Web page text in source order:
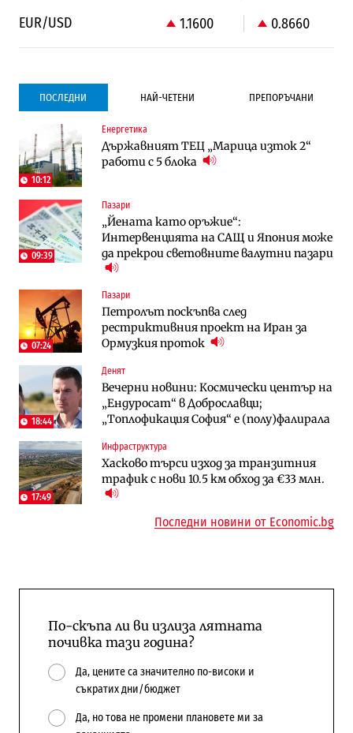
EUR/USD
1.1600 0.8660
ПОСЛЕДНИ НАЙ-ЧЕТЕНИ ПРЕПОРЪЧАНИ
10:12
Енергетика
Държавният ТЕЦ „Марица изток 2“
работи с 5 блока
09:39
Пазари
„Йената като оръжие“:
Интервенцията на САЩ и Япония може
да прекрои световните валутни пазари
07:24
Пазари
Петролът поскъпва след
рестриктивния проект на Иран за
Ормузкия проток
18:44
Денят
Вечерни новини: Космически център на
„Ендуросат“ в Доброславци;
„Топлофикация София“ e (полу)фалирала
17:49
Инфраструктура
Хасково търси изход за транзитния
трафик с нови 10.5 км обход за €33 млн.
Градоустройство
Столична община избра изпълнител за
преместването на трамвайното
Компании
Vivacom предлага над 150 устройства с
90% отстъпка през август
АЕЦ „Козлодуй“ ще работи само още
няколко седмици, ако сушата продължи
Трафикът толкова е намалял, че големи
медии обмислят да се откажат
напълно от Google
Общините вече зависят от
централната власт за 75% от
бюджетите си
Компании
Vivacom предлага над 150 устройства с
90% отстъпка през август
To:know
Последни дни с обозначаване на цените
в лева: Какво предстои?
Столична община избра изпълнител за
преместването на трамвайното
трасе по бул. „Скобелев“
Жилищата в България поскъпват при
намаляващо население и все повече
сгради
А1 отново е лидер при технологичните
компании и системните интегратори
Последни новини от Economic.bg
По-скъпа ли ви излиза лятната
почивка тази година?
Да, цените са значително по-високи и
съкратих дни/бюджет
Да, но това не промени плановете ми за